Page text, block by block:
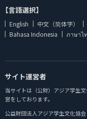
【言語選択】
English 中文（简体字）
Bahasa Indonesia
ภาษาไ
サイト運営者
当サイトは（公財）アジア学生
営をしております。
公益財団法人アジア学生文化協